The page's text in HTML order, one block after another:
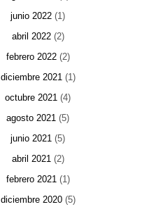
junio 2022 (1)
abril 2022(2)
febrero 2022(2)
diciembre 2021(1)
octubre 2021 (4)
agosto 2021 (5)
junio 2021 (5)
abril 2021(2)
febrero 2021(1)
diciembre 2020(5)